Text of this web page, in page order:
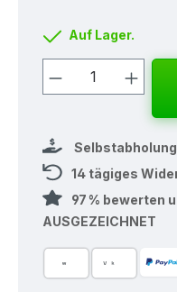
Auf Lager.
Produkt
Selbstabholung
14 tägiges
97 % bewerten
AUSGEZEICHNET